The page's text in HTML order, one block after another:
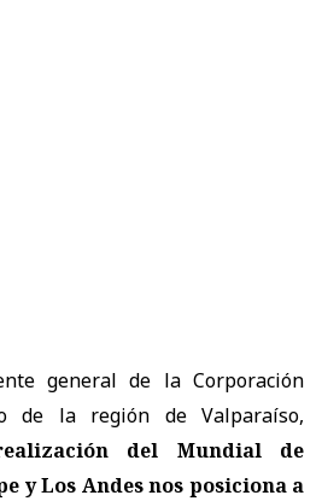
general de la Corporación
de la región de Valparaíso,
del Mundial de
y Los Andes nos posiciona a